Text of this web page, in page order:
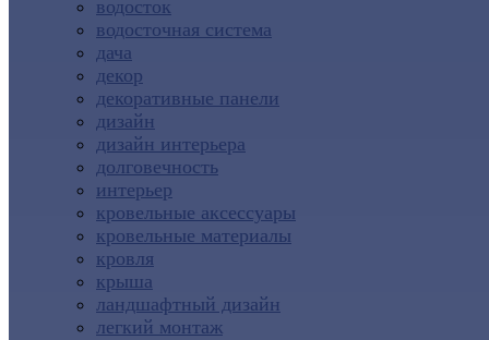
водосток
водосточная система
дача
декор
декоративные панели
дизайн
дизайн интерьера
долговечность
интерьер
кровельные аксессуары
кровельные материалы
кровля
крыша
ландшафтный дизайн
легкий монтаж